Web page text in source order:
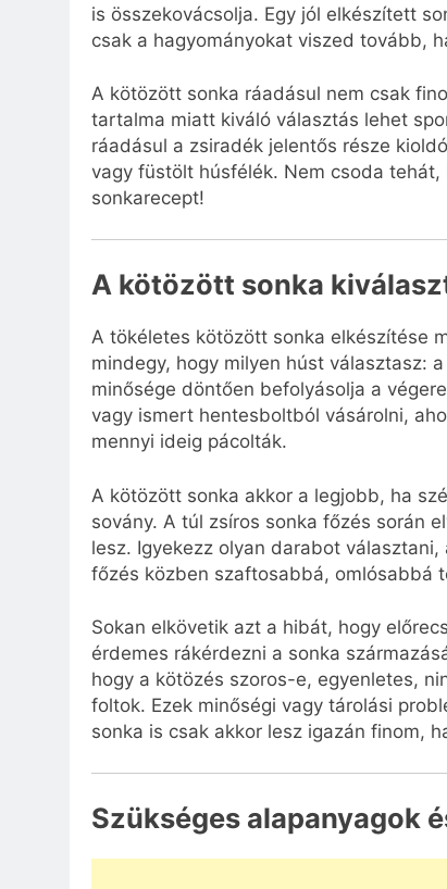
is összekovácsolja. Egy jól elkészített
csak a hagyományokat viszed tovább,
A kötözött sonka ráadásul nem csak
tartalma miatt kiváló választás lehet
ráadásul a zsiradék jelentős része
vagy füstölt húsfélék. Nem csoda
sonkarecept!
A kötözött sonka
A tökéletes kötözött sonka elkészítése
mindegy, hogy milyen húst választasz:
minősége döntően befolyásolja a
vagy ismert hentesboltból vásárolni,
mennyi ideig pácolták.
A kötözött sonka akkor a legjobb, ha
sovány. A túl zsíros sonka főzés során
lesz. Igyekezz olyan darabot
főzés közben szaftosabbá, omlósabbá
Sokan elkövetik azt a hibát, hogy
érdemes rákérdezni a sonka
hogy a kötözés szoros-e, egyenletes,
foltok. Ezek minőségi vagy tárolási
sonka is csak akkor lesz igazán finom,
Szükséges alapanyagok